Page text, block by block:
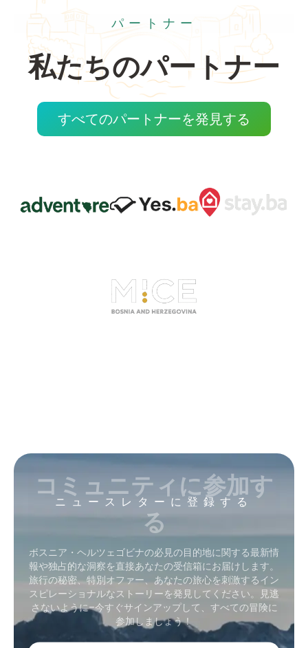
パートナー
私たちのパートナー
すべてのパートナーを発見する
ニュースレターに登録する
コミュニティに参加す
る
ボスニア・ヘルツェゴビナの必見の目的地に関する最新情
報や独占的な洞察を直接あなたの受信箱にお届けします。
旅行の秘密、特別オファー、あなたの旅心を刺激するイン
スピレーショナルなストーリーを発見してください。見逃
さないように–今すぐサインアップして、すべての冒険に
参加しましょう！